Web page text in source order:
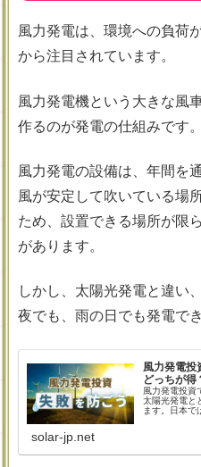
風力発電は、環境への負荷
から注目されています。
風力発電機という大きな風
作るのが発電の仕組みです。
風力発電の設備は、年間を
風が安定して吹いている場
ため、設置できる場所が限
があります。
しかし、太陽光発電と違い
夜でも、雨の日でも発電で
風力発電投
どっちが得
風力発電投資
太陽光発電と
ます。日本で
テナンスや
solar-jp.net